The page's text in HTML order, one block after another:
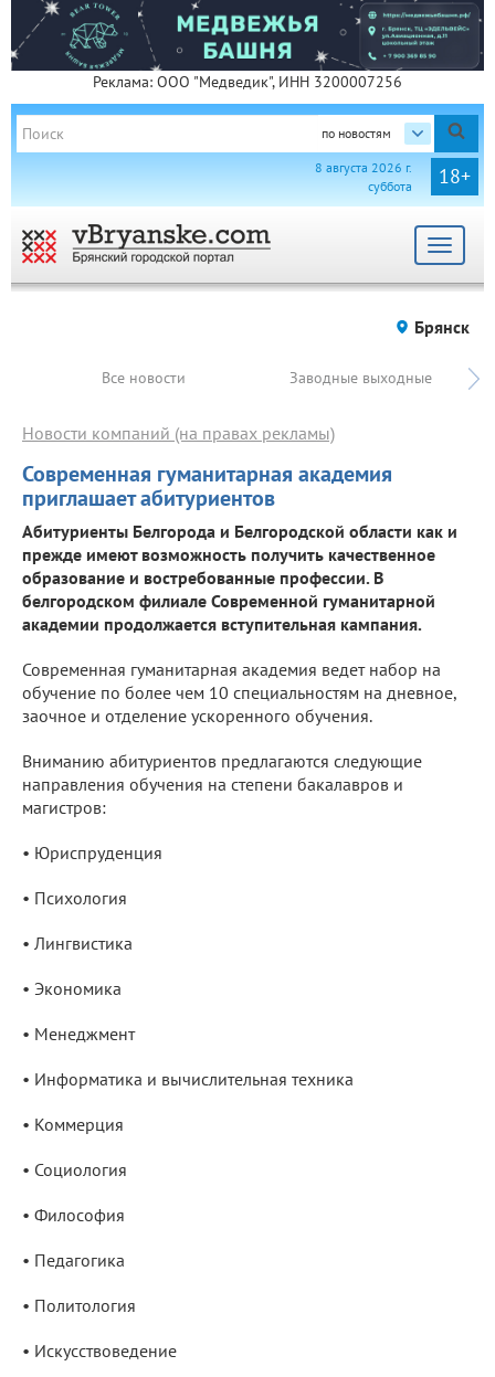
Реклама: ООО "Медведик", ИНН 3200007256
по новостям
18+
8 августа 2026 г.
суббота
Toggle
Брянск
Все новости Заводные выходные
Современная гуманитарная академия
приглашает абитуриентов
Новости компаний (на правах рекламы)
Абитуриенты Белгорода и Белгородской области как и
прежде имеют возможность получить качественное
образование и востребованные профессии. В
белгородском филиале Современной гуманитарной
академии продолжается вступительная кампания.
Современная гуманитарная академия ведет набор на
обучение по более чем 10 специальностям на дневное,
заочное и отделение ускоренного обучения.
Вниманию абитуриентов предлагаются следующие
направления обучения на степени бакалавров и
магистров:
• Юриспруденция
• Психология
• Лингвистика
• Экономика
• Менеджмент
• Информатика и вычислительная техника
• Коммерция
• Социология
• Философия
• Педагогика
• Политология
• Искусствоведение